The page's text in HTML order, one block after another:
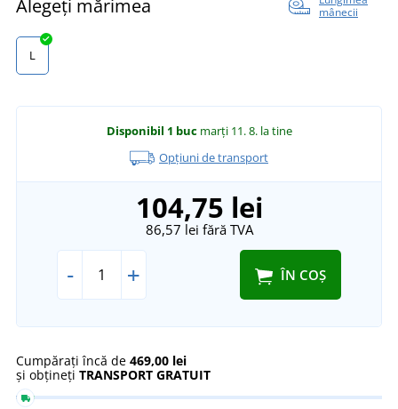
Alegeți mărimea
mânecii
L
Disponibil 1 buc marți 11. 8. la tine
Opțiuni de transport
104,75 lei
86,57 lei fără TVA
- + ÎN COȘ
Cumpărați încă de 469,00 lei
și obțineți TRANSPORT GRATUIT